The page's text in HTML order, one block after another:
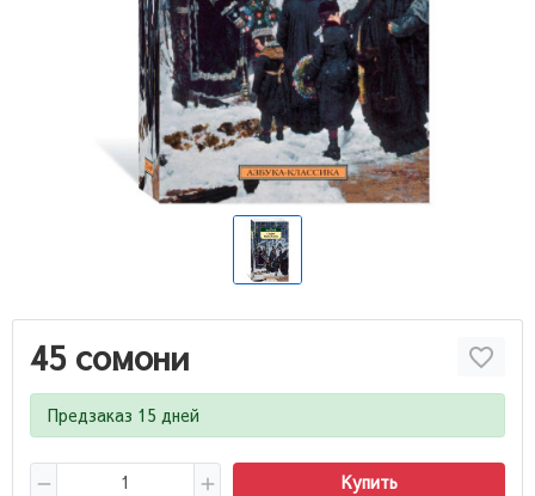
45 сомони
Предзаказ 15 дней
Купить